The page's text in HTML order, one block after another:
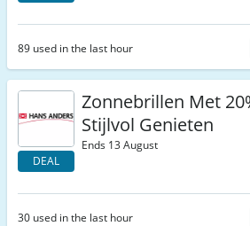
89 used in the last hour
DEAL
Zonnebrillen Met
Stijlvol Genieten
Ends 13 August
30 used in the last hour